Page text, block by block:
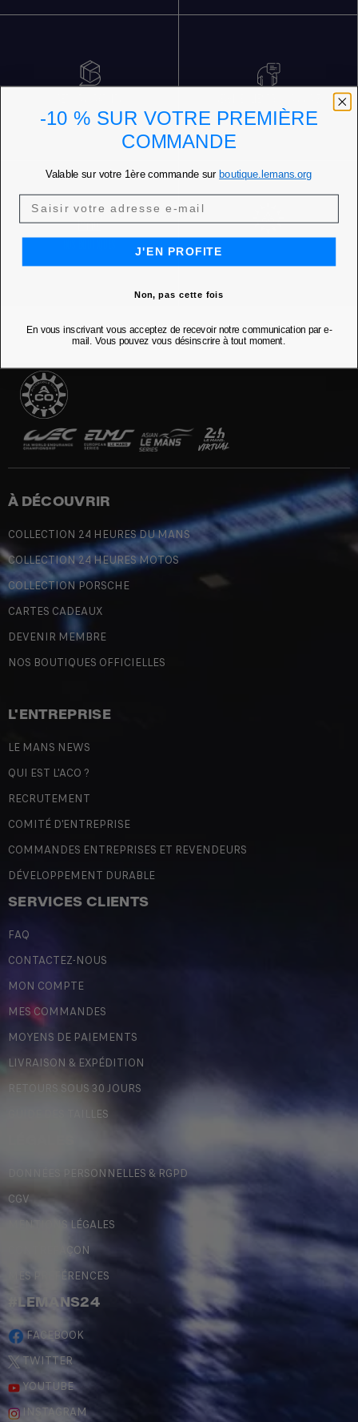
À DÉCOUVRIR
COLLECTION 24 HEURES DU MANS
COLLECTION 24 HEURES MOTOS
COLLECTION PORSCHE
CARTES CADEAUX
DEVENIR MEMBRE
NOS BOUTIQUES OFFICIELLES
L'ENTREPRISE
LE MANS NEWS
QUI EST L'ACO ?
RECRUTEMENT
COMITÉ D'ENTREPRISE
COMMANDES ENTREPRISES ET REVENDEURS
DÉVELOPPEMENT DURABLE
SERVICES CLIENTS
FAQ
CONTACTEZ-NOUS
MON COMPTE
MES COMMANDES
MOYENS DE PAIEMENTS
LIVRAISON & EXPÉDITION
RETOURS SOUS 30 JOURS
GUIDE DES TAILLES
DONNÉES PERSONNELLES & RGPD
CGV
MENTIONS LÉGALES
CONTREFAÇON
MES PRÉFÉRENCES
#LEMANS24
FACEBOOK
TWITTER
YOUTUBE
INSTAGRAM
-10 % SUR VOTRE PREMIÈRE
COMMANDE
Valable sur votre 1ère commande sur boutique.lemans.org
J'EN PROFITE
Non, pas cette fois
En vous inscrivant vous acceptez de recevoir notre communication par e-
mail. Vous pouvez vous désinscrire à tout moment.